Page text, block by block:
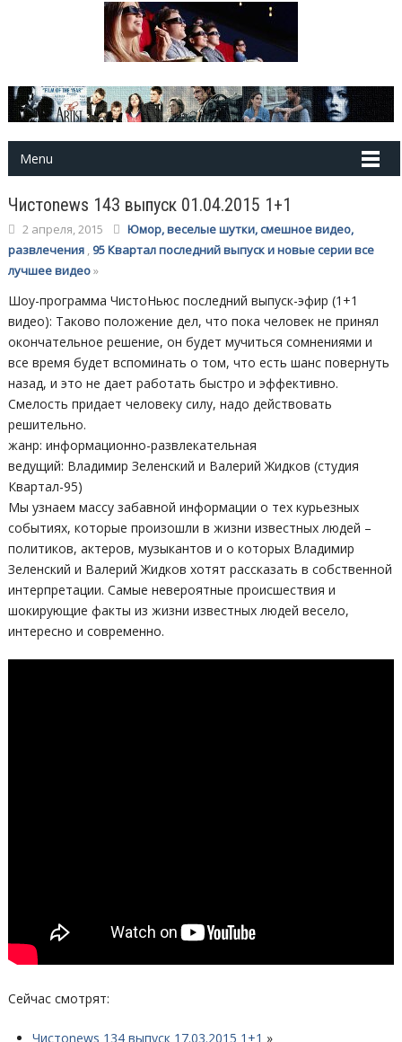
Menu
Чистоnews 143 выпуск 01.04.2015 1+1
2 апреля, 2015
Юмор, веселые шутки, смешное видео,
развлечения, 95 Квартал последний выпуск и новые серии все
лучшее видео»
Шоу-программа ЧистоНьюс последний выпуск-эфир (1+1
видео): Таково положение дел, что пока человек не принял
окончательное решение, он будет мучиться сомнениями и
все время будет вспоминать о том, что есть шанс повернуть
назад, и это не дает работать быстро и эффективно.
Смелость придает человеку силу, надо действовать
решительно.
жанр: информационно-развлекательная
ведущий: Владимир Зеленский и Валерий Жидков (студия
Квартал-95)
Мы узнаем массу забавной информации о тех курьезных
событиях, которые произошли в жизни известных людей –
политиков, актеров, музыкантов и о которых Владимир
Зеленский и Валерий Жидков хотят рассказать в собственной
интерпретации. Самые невероятные происшествия и
шокирующие факты из жизни известных людей весело,
интересно и современно.
Сейчас смотрят:
Чистоnews 134 выпуск 17.03.2015 1+1 »